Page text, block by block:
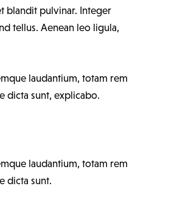
blandit pulvinar. Integer
tellus. Aenean leo ligula,
laudantium, totam rem
dicta sunt, explicabo.
laudantium, totam rem
dicta sunt.